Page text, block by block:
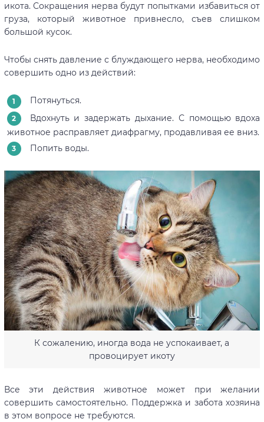
икота. Сокращения нерва будут попытками избавиться от
груза, который животное привнесло, съев слишком
большой кусок.
Чтобы снять давление с блуждающего нерва, необходимо
совершить одно из действий:
Потянуться.
Вдохнуть и задержать дыхание. С помощью вдоха
животное расправляет диафрагму, продавливая ее вниз.
Попить воды.
К сожалению, иногда вода не успокаивает, а
провоцирует икоту
Все эти действия животное может при желании
совершить самостоятельно. Поддержка и забота хозяина
в этом вопросе не требуются.